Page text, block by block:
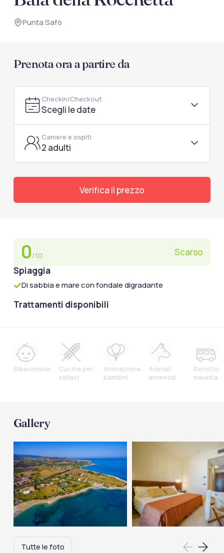
documenti di viaggio.
Punta Safò
Prenota ora a partire da
Checkin/Checkout
Scegli le date
Camere e ospiti
2 adulti
Verifica il prezzo
0/10
Scarso
Spiaggia
Di sabbia e mare con fondale digradante
Trattamenti disponibili
Biberoneria
Cucina per
celiaci
Animazione
bambini
Animali
ammessi
Servizio
navetta
Gallery
Tutte le foto